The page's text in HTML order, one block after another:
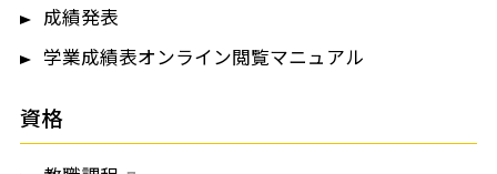
成績発表
学業成績表オンライン閲覧マニュアル
資格